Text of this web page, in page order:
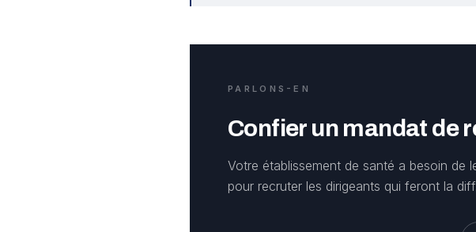
PARLONS-EN
Confier un mandat de
Votre établissement de santé a besoin de
pour recruter les dirigeants qui feront la